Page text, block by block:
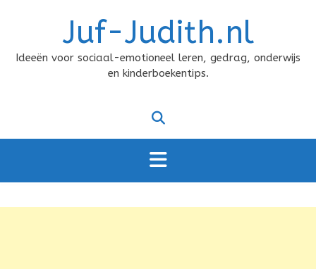
Juf-Judith.nl
Ideeën voor sociaal-emotioneel leren, gedrag, onderwijs
en kinderboekentips.